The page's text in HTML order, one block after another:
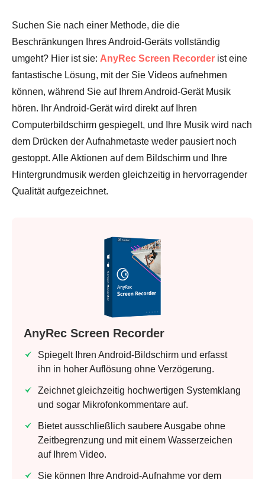
Suchen Sie nach einer Methode, die die
Beschränkungen Ihres Android-Geräts vollständig
umgeht? Hier ist sie: AnyRec Screen Recorder ist eine
fantastische Lösung, mit der Sie Videos aufnehmen
können, während Sie auf Ihrem Android-Gerät Musik
hören. Ihr Android-Gerät wird direkt auf Ihren
Computerbildschirm gespiegelt, und Ihre Musik wird nach
dem Drücken der Aufnahmetaste weder pausiert noch
gestoppt. Alle Aktionen auf dem Bildschirm und Ihre
Hintergrundmusik werden gleichzeitig in hervorragender
Qualität aufgezeichnet.
AnyRec Screen Recorder
Spiegelt Ihren Android-Bildschirm und erfasst
ihn in hoher Auflösung ohne Verzögerung.
Zeichnet gleichzeitig hochwertigen Systemklang
und sogar Mikrofonkommentare auf.
Bietet ausschließlich saubere Ausgabe ohne
Zeitbegrenzung und mit einem Wasserzeichen
auf Ihrem Video.
Sie können Ihre Android-Aufnahme vor dem